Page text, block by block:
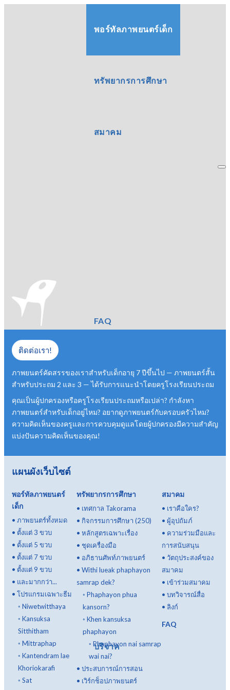
พอร์ทัลภาพยนตร์เด็ก
ทรัพยากรการศึกษา
สมาคม
FAQ
บริจาค
ติดต่อเรา!
ภาพยนตร์คัดสรรของเราสำหรับเด็กอายุ 7 ปีขึ้นไป — ภาพยนตร์สั้น
สำหรับประถม 2 และ 3 — ได้รับการแนะนำโดยครูโรงเรียนประถม
คุณเป็นผู้ปกครองหรือครูโรงเรียนประถมหรือเปล่า? กำลังหา
ภาพยนตร์สำหรับเด็กอยู่ไหม? อยากดูภาพยนตร์กับครอบครัวไหม?
ความคิดเห็นของครูและการควบคุมดูแลโดยผู้ปกครองมีความสำคัญ
แบ่งปันความคิดเห็นของคุณ!
แผนผังเว็บไซต์
พอร์ทัลภาพยนตร์
เด็ก
• ภาพยนตร์ทั้งหมด
• ตั้งแต่ 3 ขวบ
• ตั้งแต่ 5 ขวบ
• ตั้งแต่ 7 ขวบ
• ตั้งแต่ 9 ขวบ
• และมากกว่า...
• โปรแกรมเฉพาะธีม
◦ Niwetwitthaya
◦ Kansuksa
Sitthitham
◦ Mittraphap
◦ Kantendram lae
Khoriokarafi
◦ Sat
ทรัพยากรการศึกษา
• เทศกาล Takorama
• กิจกรรมการศึกษา (250)
• หลักสูตรเฉพาะเรื่อง
• ชุดเครื่องมือ
• อภิธานศัพท์ภาพยนตร์
• Withi lueak phaphayon
samrap dek?
◦ Phaphayon phua
kansorn?
◦ Khen kansuksa
phaphayon
◦ Phaphayon nai samrap
wai nai?
• ประสบการณ์การสอน
• เวิร์กช็อปภาพยนตร์
สมาคม
• เราคือใคร?
•ผู้อุปถัมภ์
• ความร่วมมือและ
การสนับสนุน
•วัตถุประสงค์ของ
สมาคม
• เข้าร่วมสมาคม
•บทวิจารณ์สื่อ
• ลิงก์
FAQ